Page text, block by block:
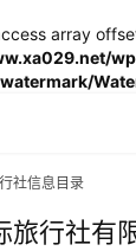
array
社信息目录
旅行社有